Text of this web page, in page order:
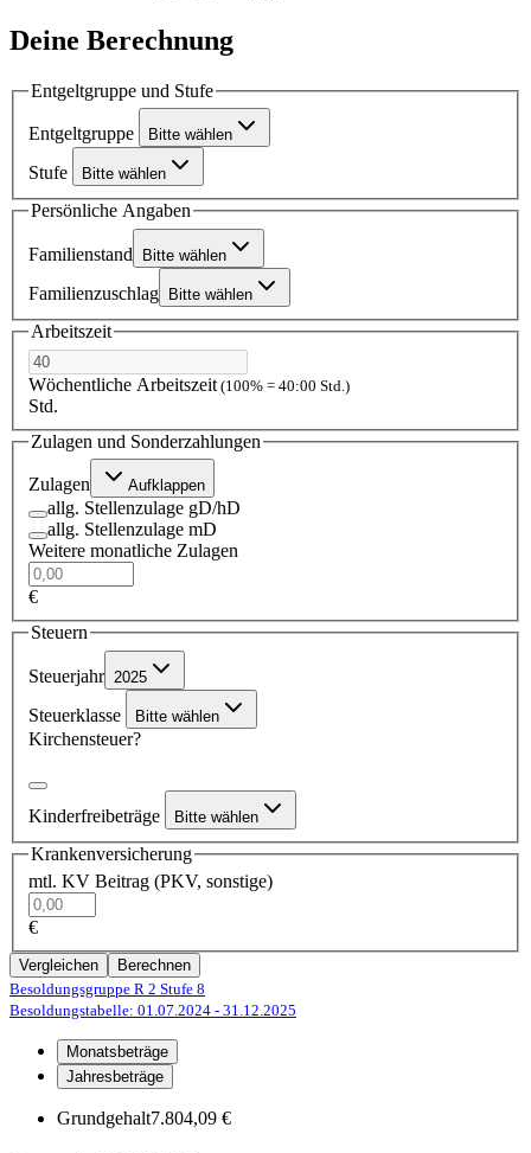
Deine Berechnung
Entgeltgruppe und Stufe
Entgeltgruppe Bitte wählen
Stufe Bitte wählen
Persönliche Angaben
Familienstand Bitte wählen
Familienzuschlag Bitte wählen
Arbeitszeit
Wöchentliche Arbeitszeit (100% = 40:00 Std.)
Std.
Zulagen und Sonderzahlungen
Zulagen Aufklappen
allg. Stellenzulage gD/hD
allg. Stellenzulage mD
Weitere monatliche Zulagen
€
Steuern
Steuerjahr 2025
Steuerklasse Bitte wählen
Kirchensteuer?
Kinderfreibeträge Bitte wählen
Krankenversicherung
mtl. KV Beitrag (PKV, sonstige)
€
Vergleichen
Berechnen
Besoldungsgruppe R 2 Stufe 8
Besoldungstabelle: 01.07.2024 - 31.12.2025
Monatsbeträge
Jahresbeträge
Grundgehalt7.804,09 €